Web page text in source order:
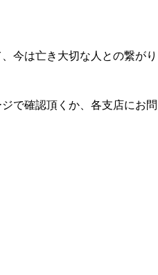
今は亡き大切な人との繋が
で確認頂くか、各支店にお問